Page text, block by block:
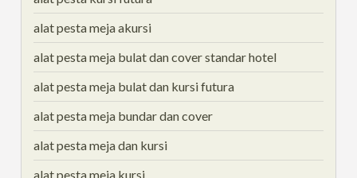
alat pesta meja akursi
alat pesta meja bulat dan cover standar hotel
alat pesta meja bulat dan kursi futura
alat pesta meja bundar dan cover
alat pesta meja dan kursi
alat pesta meja kursi